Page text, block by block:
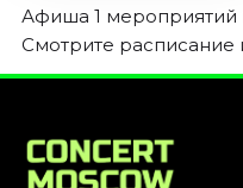
Октябрь 2026
Декабрь 2026
Январь 2027
Сентябрь 2026
Афиша 1 мероприятий
Смотрите расписание